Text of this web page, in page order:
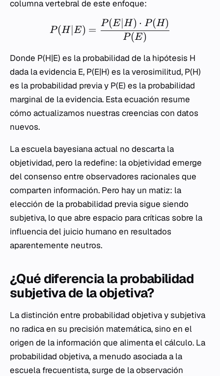
columna vertebral de este enfoque:
P(H∣ E) =
P(E)
P(E H) ⋅ P(H)
Donde P(H|E) es la probabilidad de la hipótesis H
dada la evidencia E, P(E|H) es la verosimilitud, P(H)
es la probabilidad previa y P(E) es la probabilidad
marginal de la evidencia. Esta ecuación resume
cómo actualizamos nuestras creencias con datos
nuevos.
La escuela bayesiana actual no descarta la
objetividad, pero la redefine: la objetividad emerge
del consenso entre observadores racionales que
comparten información. Pero hay un matiz: la
elección de la probabilidad previa sigue siendo
subjetiva, lo que abre espacio para críticas sobre la
influencia del juicio humano en resultados
aparentemente neutros.
¿Qué diferencia la probabilidad
subjetiva de la objetiva?
La distinción entre probabilidad objetiva y subjetiva
no radica en su precisión matemática, sino en el
origen de la información que alimenta el cálculo. La
probabilidad objetiva, a menudo asociada a la
escuela frecuentista, surge de la observación